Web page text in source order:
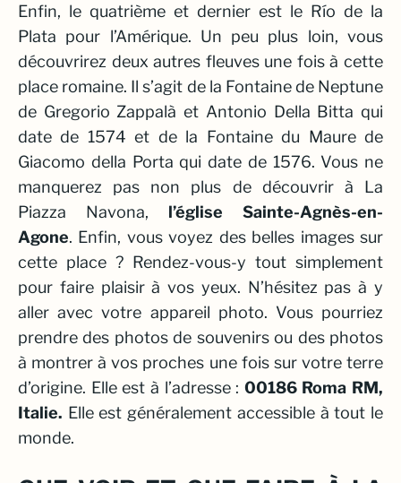
Enfin, le quatrième et dernier est le Río de la
Plata pour l’Amérique. Un peu plus loin, vous
découvrirez deux autres fleuves une fois à cette
place romaine. Il s’agit de la Fontaine de Neptune
de Gregorio Zappalà et Antonio Della Bitta qui
date de 1574 et de la Fontaine du Maure de
Giacomo della Porta qui date de 1576. Vous ne
manquerez pas non plus de découvrir à La
Piazza Navona, l’église Sainte-Agnès-en-
Agone. Enfin, vous voyez des belles images sur
cette place ? Rendez-vous-y tout simplement
pour faire plaisir à vos yeux. N’hésitez pas à y
aller avec votre appareil photo. Vous pourriez
prendre des photos de souvenirs ou des photos
à montrer à vos proches une fois sur votre terre
d’origine. Elle est à l’adresse : 00186 Roma RM,
Italie. Elle est généralement accessible à tout le
monde.